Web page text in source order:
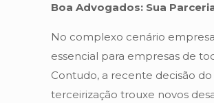
Boa Advogados: Sua
No complexo cenário
essencial para empresas de
Contudo, a recente decisão
terceirização trouxe novos